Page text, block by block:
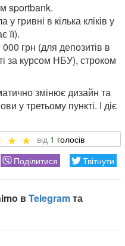
sportbank.
гривні в кілька кліків у
її).
грн (для депозитів в
за курсом НБУ), строком
змінює дизайн та
у третьому пункті. І діє
1